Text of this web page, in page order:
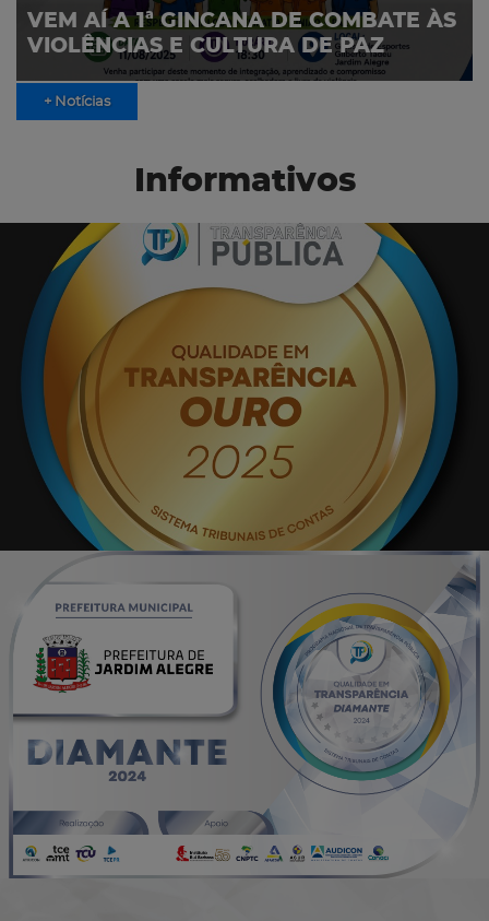
VEM AÍ A 1ª GINCANA DE COMBATE ÀS
VIOLÊNCIAS E CULTURA DE PAZ
+ Notícias
Informativos